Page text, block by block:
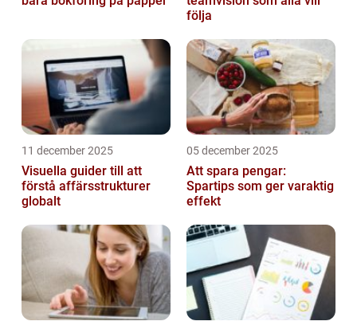
följa
11 december 2025
Visuella guider till att
förstå affärsstrukturer
globalt
05 december 2025
Att spara pengar:
Spartips som ger varaktig
effekt